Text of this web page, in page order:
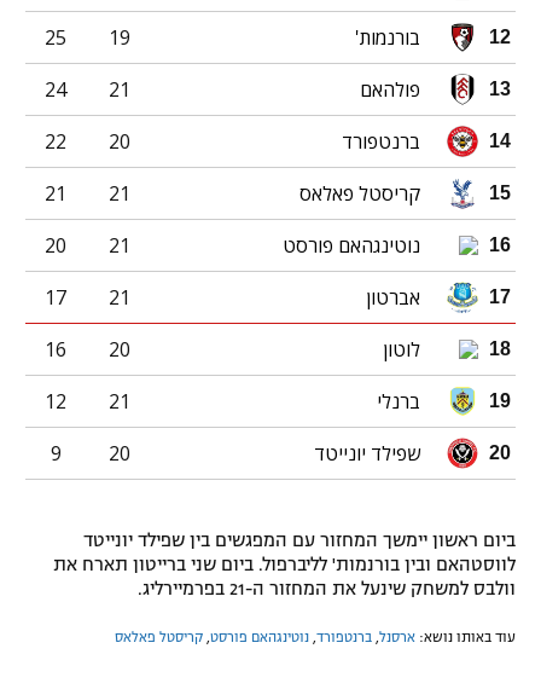
12 בורנמות' 19
25
13 פולהאם 21
24
14 ברנטפורד 20
22
15 קריסטל פאלאס 21
21
16 נוטינגהאם פורסט 21
20
17 אברטון 21
17
18 לוטון 20
16
19 ברנלי 21
12
20 שפילד יונייטד 20
9
ביום ראשון יימשך המחזור עם המפגשים בין שפילד יונייטד
לווסטהאם ובין בורנמות' לליברפול. ביום שני ברייטון תארח את
וולבס למשחק שינעל את המחזור ה-21 בפרמיירליג.
עוד באותו נושא: ארסנל ברנטפורד נוטינגהאם פורסט קריסטל פאלאס